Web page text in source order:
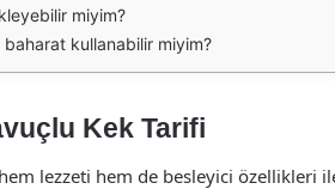
miyim?
baharat kullanabilir miyim?
Kek Tarifi
lezzeti hem de besleyici özellikleri